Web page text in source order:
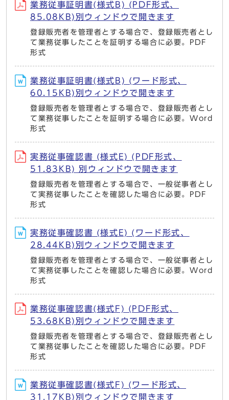
業務従事証明書(様式B) (PDF形式、
85.08KB)別ウィンドウで開きます
登録販売者を管理者とする場合で、登録販売者とし
て業務従事したことを証明する場合に必要。PDF
形式
業務従事証明書(様式B) (ワード形式、
60.15KB)別ウィンドウで開きます
登録販売者を管理者とする場合で、登録販売者とし
て業務従事したことを証明する場合に必要。Word
形式
実務従事確認書 (様式E) (PDF形式、
51.83KB) 別ウィンドウで開きます
登録販売者を管理者とする場合で、一般従事者とし
て実務従事したことを確認した場合に必要。PDF
形式
実務従事確認書 (様式E) (ワード形式、
28.44KB)別ウィンドウで開きます
登録販売者を管理者とする場合で、一般従事者とし
て実務従事したことを確認した場合に必要。Word
形式
業務従事確認書(様式F) (PDF形式、
53.68KB)別ウィンドウで開きます
登録販売者を管理者とする場合で、登録販売者とし
て業務従事したことを確認した場合に必要。PDF
形式
業務従事確認書(様式F) (ワード形式、
31.17KB)別ウィンドウで開きます